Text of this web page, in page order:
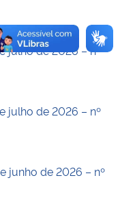
julho de 2026 – nº
julho de 2026 – nº
junho de 2026 – nº